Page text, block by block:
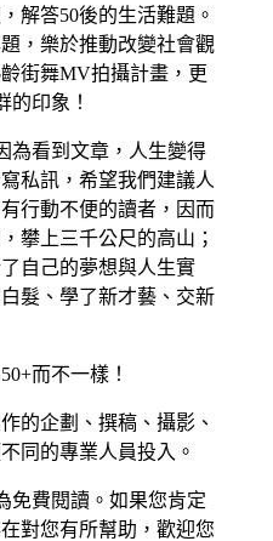
解答50後的生活難題。
，樂於推動改變社會觀
街舞MV拍攝計畫，更
的印象！
為看到文章，人生變得
私訊，希望我們建議人
行動不便的讀者，因而
攀上三千公尺的高山；
自己的夢想與人生實
髮、學了新才藝、交新
而不一樣！
的企劃、撰稿、攝影、
同的專業人員投入。
免費閱讀。如果您肯定
對您有所幫助，歡迎您